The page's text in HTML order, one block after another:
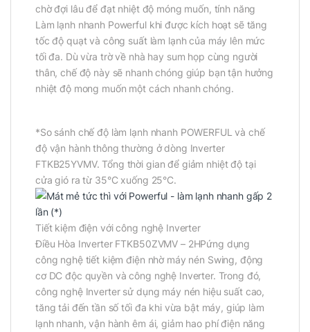
chờ đợi lâu để đạt nhiệt độ móng muốn, tính năng
Làm lạnh nhanh Powerful khi được kích hoạt sẽ tăng
tốc độ quạt và công suất làm lạnh của máy lên mức
tối đa. Dù vừa trờ về nhà hay sum họp cùng người
thân, chế độ này sẽ nhanh chóng giúp bạn tận hưởng
nhiệt độ mong muốn một cách nhanh chóng.
*So sánh chế độ làm lạnh nhanh POWERFUL và chế
độ vận hành thông thường ở dòng Inverter
FTKB25YVMV. Tổng thời gian để giảm nhiệt độ tại
cửa gió ra từ 35°C xuống 25°C.
Tiết kiệm điện với công nghệ Inverter
Điều Hòa Inverter FTKB50ZVMV – 2HPứng dụng
công nghệ tiết kiệm điện nhờ máy nén Swing, động
cơ DC độc quyền và công nghệ Inverter. Trong đó,
công nghệ Inverter sử dụng máy nén hiệu suất cao,
tăng tải đến tần số tối đa khi vừa bật máy, giúp làm
lạnh nhanh, vận hành êm ái, giảm hao phí điện năng